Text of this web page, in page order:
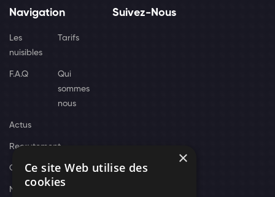
Navigation
Les
nuisibles
Tarifs
F.A.Q
Qui
sommes
nous
Actus
Recrutement
Contact
Nos techniciens
Suivez-Nous
×
Ce site Web utilise des
cookies